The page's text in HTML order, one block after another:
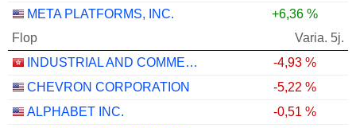
META PLATFORMS, INC.
+6,36 %
Flop
Varia. 5j.
INDUSTRIAL AND COMMERCIAL BANK OF CHINA LIMITED
-4,93 %
CHEVRON CORPORATION
-5,22 %
ALPHABET INC.
-0,51 %